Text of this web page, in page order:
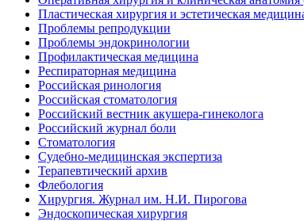
Пластическая хирургия и эстетическая
Проблемы репродукции
Проблемы эндокринологии
Профилактическая медицина
Респираторная медицина
Российская ринология
Российская стоматология
Российский вестник акушера-гинеколога
Российский журнал боли
Стоматология
Судебно-медицинская экспертиза
Терапевтический архив
Флебология
Хирургия. Журнал им. Н.И. Пирогова
Эндоскопическая хирургия